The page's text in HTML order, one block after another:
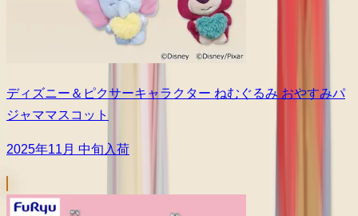
ディズニー＆ピクサーキャラクター ねむぐるみ おやすみパ
ジャママスコット
2025年11月 中旬入荷